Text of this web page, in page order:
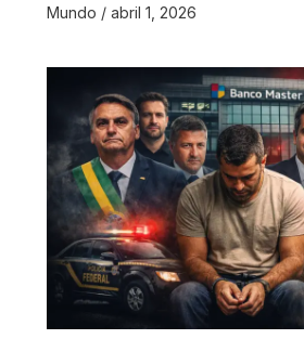
Mundo / abril 1, 2026